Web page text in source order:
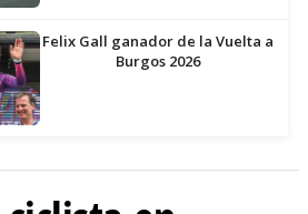
Felix Gall ganador de la Vuelta a
Burgos 2026